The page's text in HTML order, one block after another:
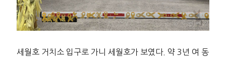
세월호 거치소 입구로 가니 세월호가 보였다. 약 3년 여 동